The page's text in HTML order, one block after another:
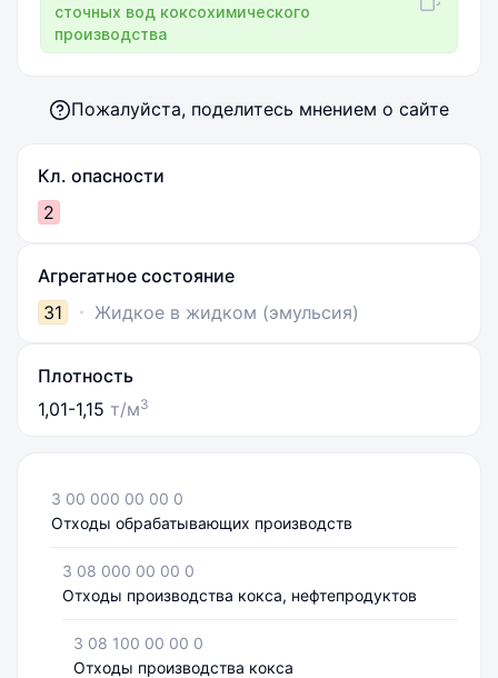
сточных вод коксохимического
производства
Пожалуйста, поделитесь мнением о сайте
Кл. опасности
2
Агрегатное состояние
31
Жидкое в жидком (эмульсия)
Плотность
1,01-1,15 т/м3
3 00 000 00 00 0
Отходы обрабатывающих производств
3 08 000 00 00 0
Отходы производства кокса, нефтепродуктов
3 08 100 00 00 0
Отходы производства кокса